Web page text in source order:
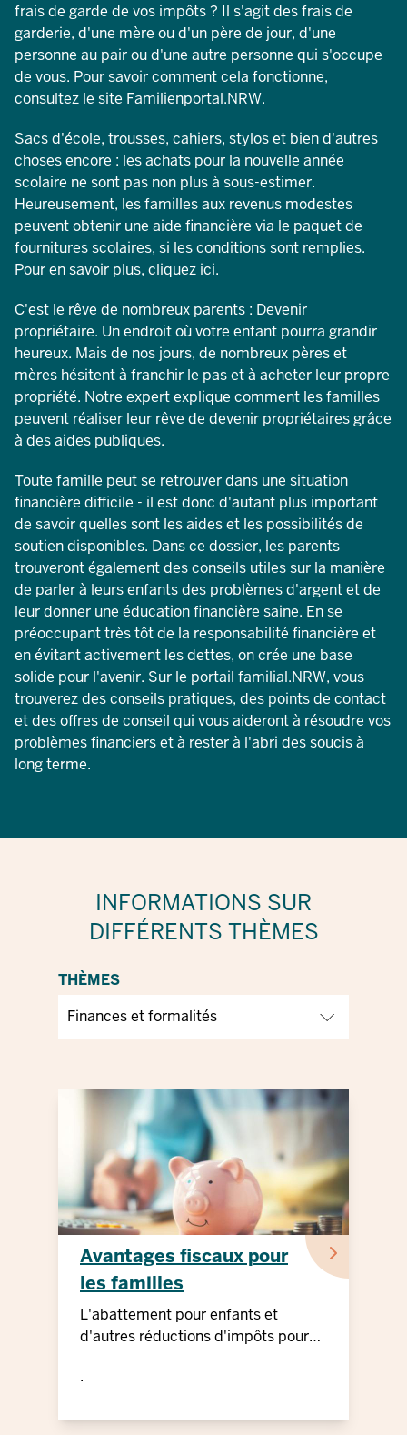
frais de garde de vos impôts ? Il s'agit des frais de
garderie, d'une mère ou d'un père de jour, d'une
personne au pair ou d'une autre personne qui s'occupe
de vous. Pour savoir comment cela fonctionne,
consultez le site Familienportal.NRW.
Sacs d'école, trousses, cahiers, stylos et bien d'autres
choses encore : les achats pour la nouvelle année
scolaire ne sont pas non plus à sous-estimer.
Heureusement, les familles aux revenus modestes
peuvent obtenir une aide financière via le paquet de
fournitures scolaires, si les conditions sont remplies.
Pour en savoir plus, cliquez ici.
C'est le rêve de nombreux parents : Devenir
propriétaire. Un endroit où votre enfant pourra grandir
heureux. Mais de nos jours, de nombreux pères et
mères hésitent à franchir le pas et à acheter leur propre
propriété. Notre expert explique comment les familles
peuvent réaliser leur rêve de devenir propriétaires grâce
à des aides publiques.
Toute famille peut se retrouver dans une situation
financière difficile - il est donc d'autant plus important
de savoir quelles sont les aides et les possibilités de
soutien disponibles. Dans ce dossier, les parents
trouveront également des conseils utiles sur la manière
de parler à leurs enfants des problèmes d'argent et de
leur donner une éducation financière saine. En se
préoccupant très tôt de la responsabilité financière et
en évitant activement les dettes, on crée une base
solide pour l'avenir. Sur le portail familial.NRW, vous
trouverez des conseils pratiques, des points de contact
et des offres de conseil qui vous aideront à résoudre vos
problèmes financiers et à rester à l'abri des soucis à
long terme.
INFORMATIONS SUR
DIFFÉRENTS THÈMES
THÈMES
Avantages fiscaux pour
les familles
L'abattement pour enfants et
d'autres réductions d'impôts pour
.